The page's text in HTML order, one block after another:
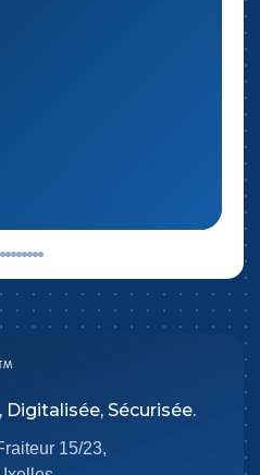
Sécurisée.
15/23,